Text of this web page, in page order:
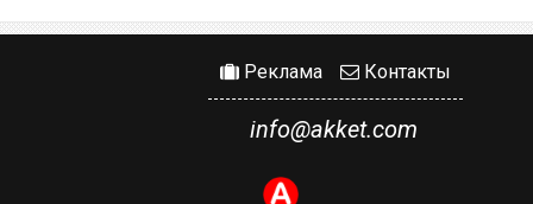
Реклама Контакты
info@akket.com